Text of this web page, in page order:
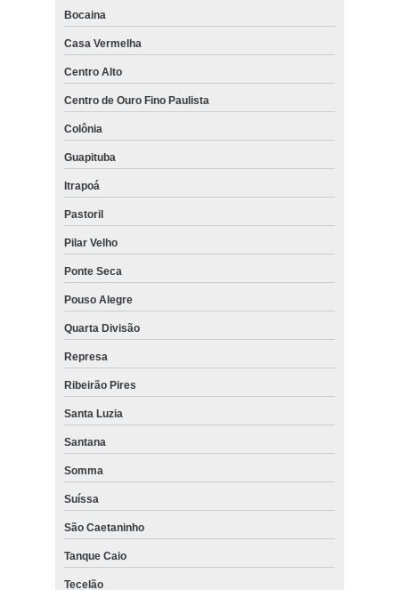
Bocaina
Casa Vermelha
Centro Alto
Centro de Ouro Fino Paulista
Colônia
Guapituba
Itrapoá
Pastoril
Pilar Velho
Ponte Seca
Pouso Alegre
Quarta Divisão
Represa
Ribeirão Pires
Santa Luzia
Santana
Somma
Suíssa
São Caetaninho
Tanque Caio
Tecelão